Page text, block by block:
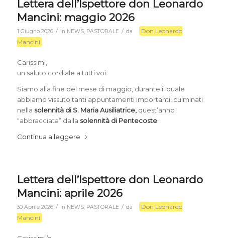
Lettera dell’Ispettore don Leonardo
Mancini: maggio 2026
1 Giugno 2026 / in NEWS, PASTORALE / da
Don Leonardo
Mancini
Carissimi,
un saluto cordiale a tutti voi.
Siamo alla fine del mese di maggio, durante il quale
abbiamo vissuto tanti appuntamenti importanti, culminati
nella solennità di S. Maria Ausiliatrice, quest’anno
“abbracciata” dalla solennità di Pentecoste.
Continua a leggere
Lettera dell’Ispettore don Leonardo
Mancini: aprile 2026
30 Aprile 2026 / in NEWS, PASTORALE / da
Don Leonardo
Mancini